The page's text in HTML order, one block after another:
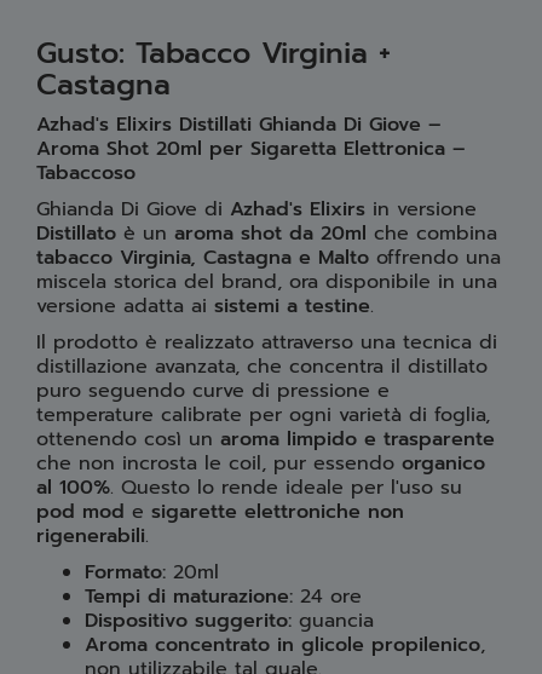
Gusto: Tabacco Virginia +
Castagna
Azhad's Elixirs Distillati Ghianda Di Giove –
Aroma Shot 20ml per Sigaretta Elettronica –
Tabaccoso
Ghianda Di Giove di Azhad's Elixirs in versione
Distillato è un aroma shot da 20ml che combina
tabacco Virginia, Castagna e Malto offrendo una
miscela storica del brand, ora disponibile in una
versione adatta ai sistemi a testine.
Il prodotto è realizzato attraverso una tecnica di
distillazione avanzata, che concentra il distillato
puro seguendo curve di pressione e
temperature calibrate per ogni varietà di foglia,
ottenendo così un aroma limpido e trasparente
che non incrosta le coil, pur essendo organico
al 100%. Questo lo rende ideale per l'uso su
pod mod e sigarette elettroniche non
rigenerabili.
Formato: 20ml
Tempi di maturazione: 24 ore
Dispositivo suggerito: guancia
Aroma concentrato in glicole propilenico,